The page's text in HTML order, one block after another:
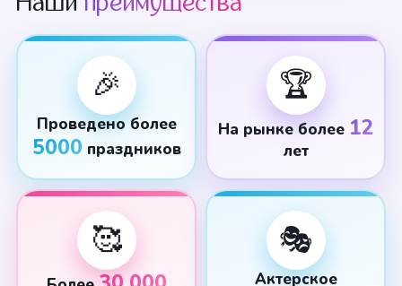
🎉
Проведено более
5000 праздников
🏆
На рынке более 12
лет
🥰 🎭
Актерское